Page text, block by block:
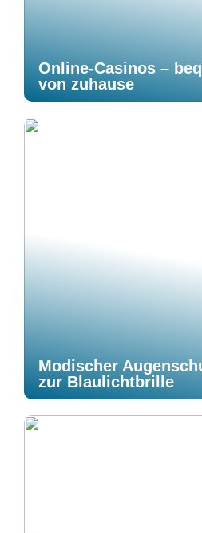
Online-Casinos –
von zuhause
Modischer
zur Blaulichtbrille